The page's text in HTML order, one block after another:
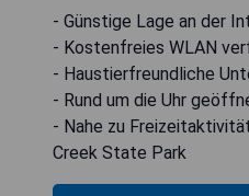
- Günstige Lage an der
- Kostenfreies WLAN
- Haustierfreundliche
- Rund um die Uhr
- Nahe zu
Creek State Park